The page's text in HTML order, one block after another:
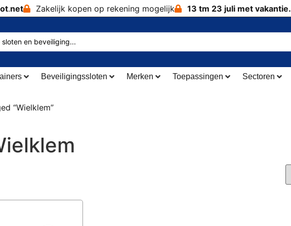
.net Zakelijk kopen op rekening mogelijk 13 tm 23 juli met
Beveiligingssloten Merken Toepassingen Sectoren
“Wielklem”